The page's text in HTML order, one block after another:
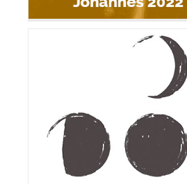
Lunalia Lift Off